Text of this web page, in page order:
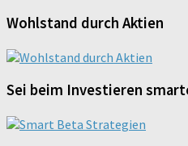
Wohlstand durch Aktien
Sei beim Investieren